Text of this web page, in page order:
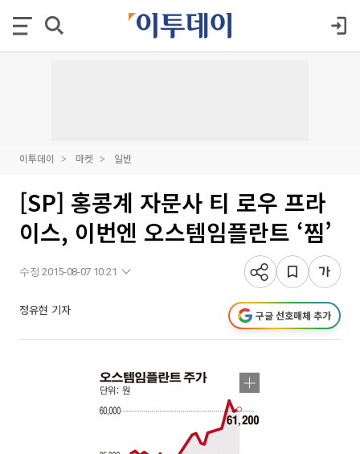
이투데이 마켓 일반
[SP] 홍콩계 자문사 티 로우 프라
이스, 이번엔 오스템임플란트 ‘찜’
수정 2015-08-07 10:21
정유현 기자 구글 선호매체 추가